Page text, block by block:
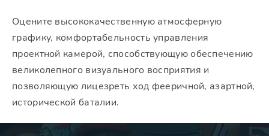
Оцените высококачественную атмосферную
графику, комфортабельность управления
проектной камерой, способствующую обеспечению
великолепного визуального восприятия и
позволяющую лицезреть ход фееричной, азартной,
исторической баталии.